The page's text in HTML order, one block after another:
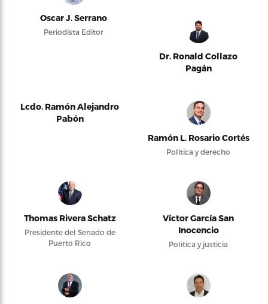
Oscar J. Serrano
Periodista Editor
Dr. Ronald Collazo
Pagán
Lcdo. Ramón Alejandro
Pabón
Ramón L. Rosario Cortés
Política y derecho
Thomas Rivera Schatz
Presidente del Senado de
Puerto Rico
Víctor García San
Inocencio
Política y justicia